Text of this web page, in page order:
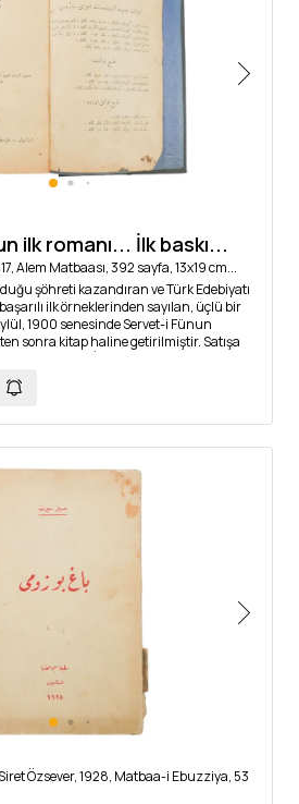
ilk romanı... İlk baskı...
Alem Matbaası, 392 sayfa, 13x19 cm...
şöhreti kazandıran ve Türk Edebiyatı
ilk örneklerinden sayılan, üçlü bir
1900 senesinde Servet-i Fünun
sonra kitap haline getirilmiştir. Satışa
devam eden Eylül´ün, 1901
yapılan ilk baskısıdır....
Özsever, 1928, Matbaa-i Ebuzziya, 53